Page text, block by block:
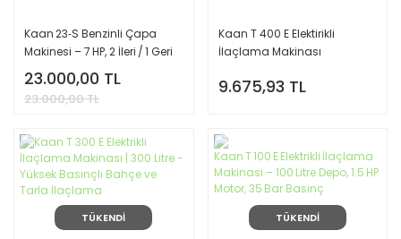
Kaan 23‑S Benzinli Çapa
Makinesi – 7 HP, 2 İleri / 1 Geri
Vites
23.000,00 TL
23.000,00 TL
Kaan T 400 E Elektirikli
İlaçlama Makinası
9.675,93 TL
TÜKENDİ TÜKENDİ